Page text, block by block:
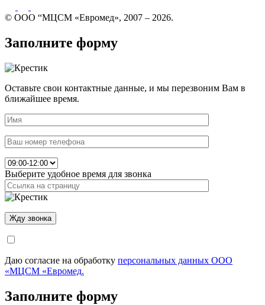
© ООО “МЦСМ «Евромед», 2007 – 2026.
Заполните форму
Оставьте свои контактные данные, и мы перезвоним Вам в
ближайшее время.
Выберите удобное время для звонка
Даю согласие на обработку персональных данных ООО
«МЦСМ «Евромед.
Заполните форму